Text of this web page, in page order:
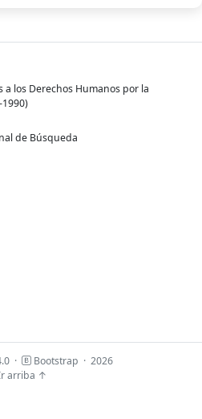
los Derechos Humanos por la
de Búsqueda
· Bootstrap · 2026
arriba ↑